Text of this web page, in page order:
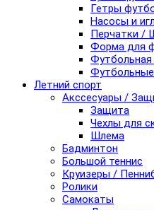
Гетры
Насосы и
Перчатки /
Форма для
Футбольная
Летний спорт
Акссесуары /
Защита
Чехлы для
Шлема
Бадминтон
Большой теннис
Круизеры /
Ролики
Самокаты